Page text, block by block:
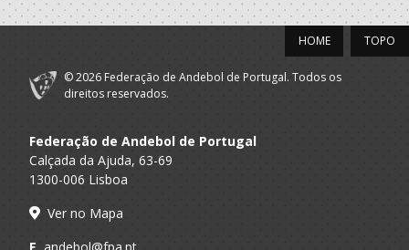
TOPO
HOME
© 2026 Federação de Andebol de Portugal. Todos os
direitos reservados.
Federação de Andebol de Portugal
Calçada da Ajuda, 63-69
1300-006 Lisboa
Ver no Mapa